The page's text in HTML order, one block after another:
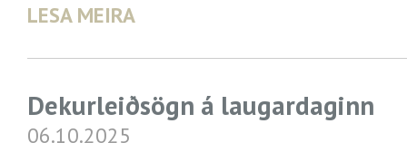
LESA MEIRA
Dekurleiðsögn á laugardaginn
06.10.2025